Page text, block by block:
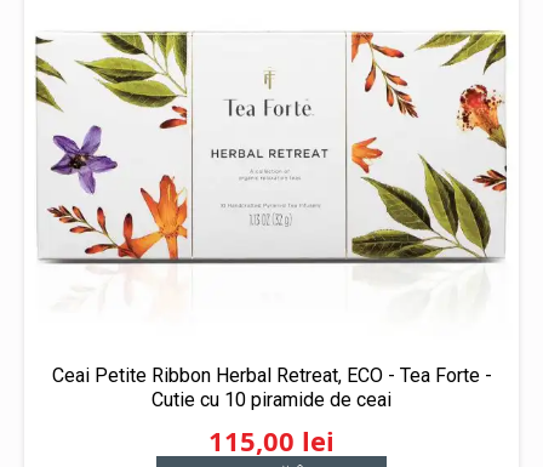
Ceai Petite Ribbon Herbal Retreat, ECO - Tea Forte -
Cutie cu 10 piramide de ceai
115,00 lei